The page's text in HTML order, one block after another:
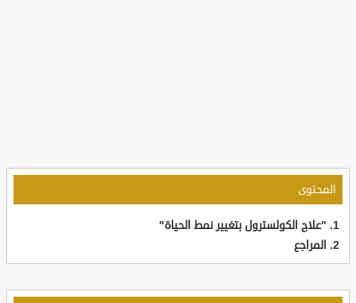
المحتوى
"علاج الكولسترول بتغيير نمط الحياة"
المراجع